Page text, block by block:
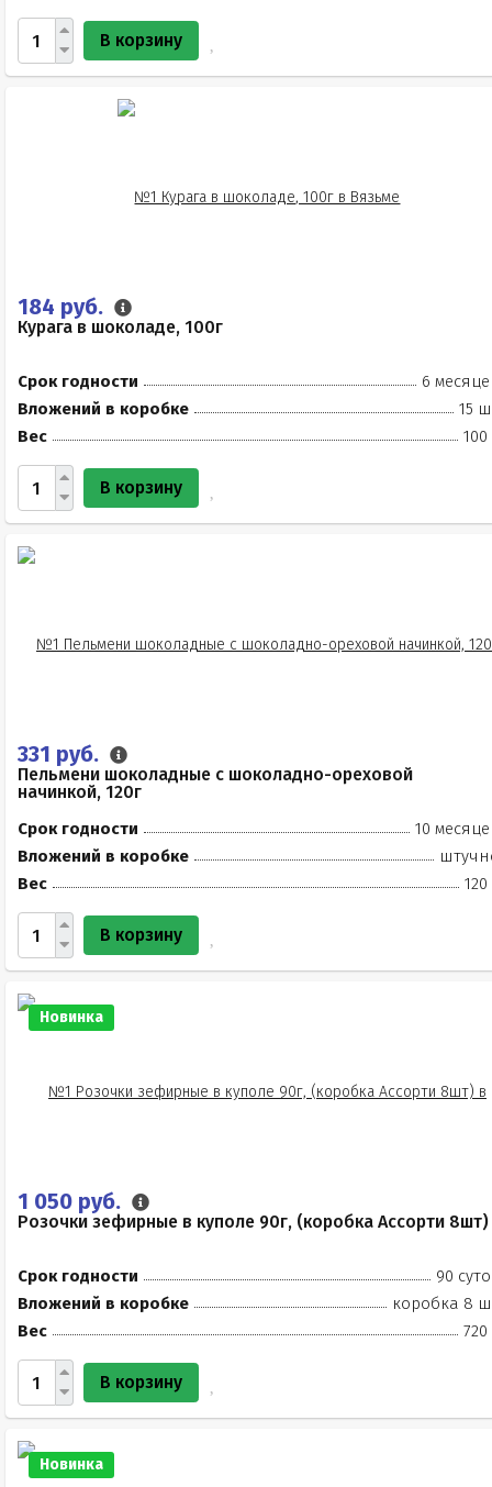
В корзину
184 руб.
Курага в шоколаде, 100г
Срок годности
6
Вложений в коробке
15
Вес
100
В корзину
331 руб.
Пельмени шоколадные с шоколадно-ореховой
начинкой, 120г
Срок годности
10
Вложений в коробке
Вес
120
В корзину
Новинка
1 050 руб.
Розочки зефирные в куполе 90г, (коробка Ассорти 8шт)
Срок годности
90
Вложений в коробке
коробка 8
Вес
720
В корзину
Новинка